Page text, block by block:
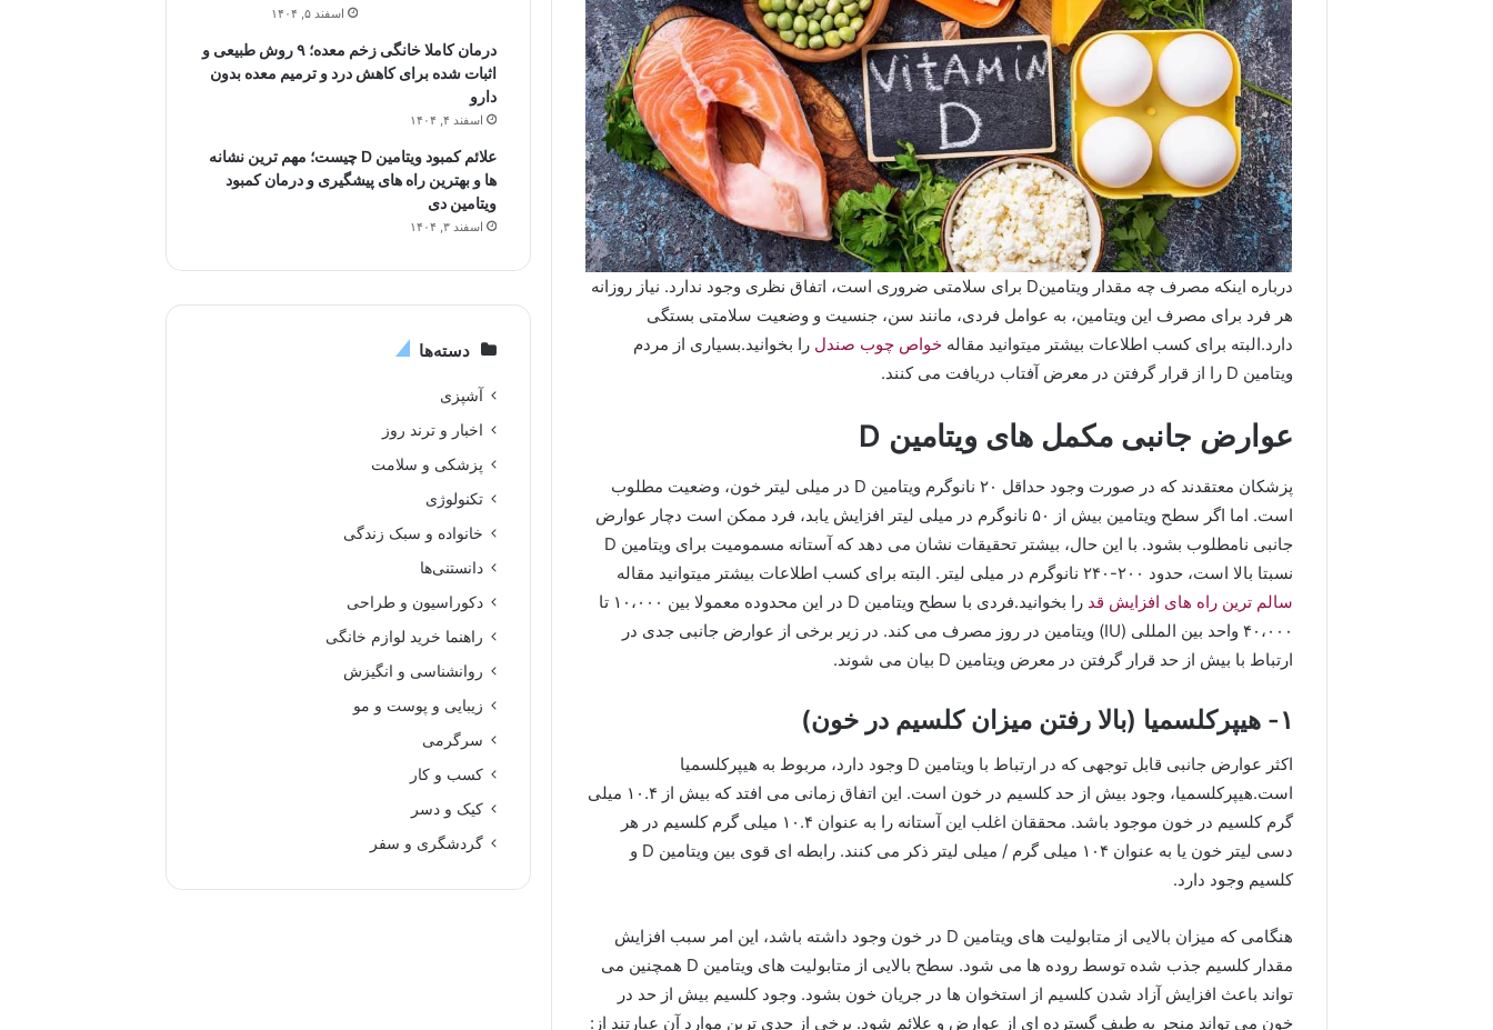
درباره اینکه مصرف چه مقدار ویتامینD برای سلامتی ضروری است، اتفاق نظری وجود ندارد. نیاز روزانه
هر فرد برای مصرف این ویتامین، به عوامل فردی، مانند سن، جنسیت و وضعیت سلامتی بستگی
دارد.البته برای کسب اطلاعات بیشتر میتوانید مقالهخواص چوب صندل را بخوانید.بسیاری از مردم
ویتامین D را از قرار گرفتن در معرض آفتاب دریافت می کنند.
عوارض جانبی مکمل های ویتامین D
پزشکان معتقدند که در صورت وجود حداقل ۲۰ نانوگرم ویتامین D در میلی لیتر خون، وضعیت مطلوب
است. اما اگر سطح ویتامین بیش از ۵۰ نانوگرم در میلی لیتر افزایش یابد، فرد ممکن است دچار عوارض
جانبی نامطلوب بشود. با این حال، بیشتر تحقیقات نشان می دهد که آستانه مسمومیت برای ویتامین D
نسبتا بالا است، حدود ۲۰۰-۲۴۰ نانوگرم در میلی لیتر. البته برای کسب اطلاعات بیشتر میتوانید مقاله
سالم ترین راه های افزایش قد
را بخوانید.فردی با سطح ویتامین D در این محدوده معمولا بین ۱۰،۰۰۰ تا
۴۰،۰۰۰ واحد بین المللی (IU) ویتامین در روز مصرف می کند. در زیر برخی از عوارض جانبی جدی در
ارتباط با بیش از حد قرار گرفتن در معرض ویتامین D بیان می شوند.
۱- هیپرکلسمیا (بالا رفتن میزان کلسیم در خون)
اکثر عوارض جانبی قابل توجهی که در ارتباط با ویتامین D وجود دارد، مربوط به هیپرکلسمیا
است.هیپرکلسمیا، وجود بیش از حد کلسیم در خون است. این اتفاق زمانی می افتد که بیش از ۱۰.۴ میلی
گرم کلسیم در خون موجود باشد. محققان اغلب این آستانه را به عنوان ۱۰.۴ میلی گرم کلسیم در هر
دسی لیتر خون یا به عنوان ۱۰۴ میلی گرم / میلی لیتر ذکر می کنند. رابطه ای قوی بین ویتامین D و
کلسیم وجود دارد.
هنگامی که میزان بالایی از متابولیت های ویتامین D در خون وجود داشته باشد، این امر سبب افزایش
مقدار کلسیم جذب شده توسط روده ها می شود. سطح بالایی از متابولیت های ویتامین D همچنین می
تواند باعث افزایش آزاد شدن کلسیم از استخوان ها در جریان خون بشود. وجود کلسیم بیش از حد در
خون می تواند منجر به طیف گسترده ای از عوارض و علائم شود. برخی از جدی ترین موارد آن عبارتند از:
اسفند ۵, ۱۴۰۴
درمان کاملا خانگی زخم معده؛ ۹ روش طبیعی و
اثبات شده برای کاهش درد و ترمیم معده بدون
دارو
اسفند ۴, ۱۴۰۴
علائم کمبود ویتامین D چیست؛ مهم ترین نشانه
ها و بهترین راه های پیشگیری و درمان کمبود
ویتامین دی
اسفند ۳, ۱۴۰۴
دسته‌ها
آشپزی
اخبار و ترند روز
پزشکی و سلامت
تکنولوژی
خانواده و سبک زندگی
دانستنی‌ها
دکوراسیون و طراحی
راهنما خرید لوازم خانگی
روانشناسی و انگیزش
زیبایی و پوست و مو
سرگرمی
کسب و کار
کیک و دسر
گردشگری و سفر